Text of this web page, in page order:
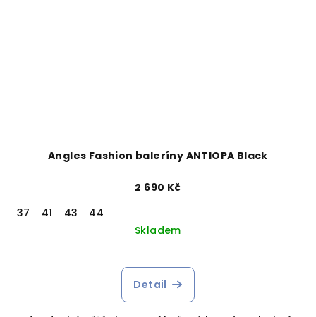
Angles Fashion baleríny ANTIOPA Black
2 690 Kč
37
41 43
44
Skladem
Detail